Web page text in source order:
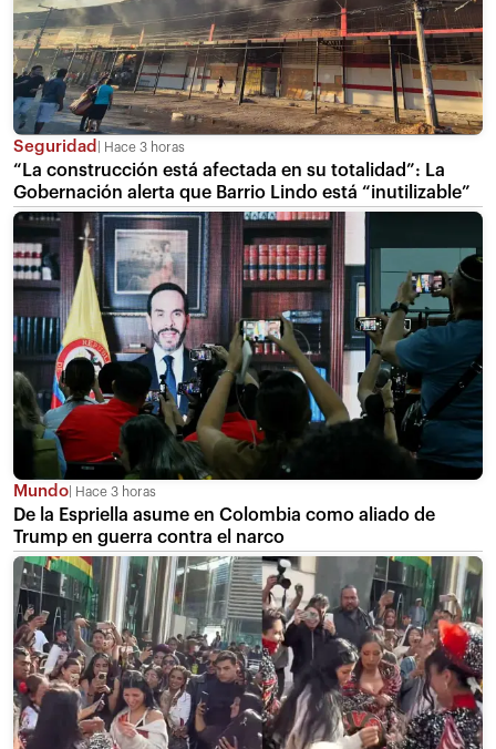
Seguridad Hace 3 horas
“La construcción está afectada en su totalidad”: La
Gobernación alerta que Barrio Lindo está “inutilizable”
Mundo Hace 3 horas
De la Espriella asume en Colombia como aliado de
Trump en guerra contra el narco